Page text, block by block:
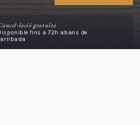
gratuïta
fins a 72h abans de